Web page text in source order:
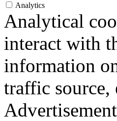
Analytics
Analytical
interact with
information
traffic source,
Advertisement